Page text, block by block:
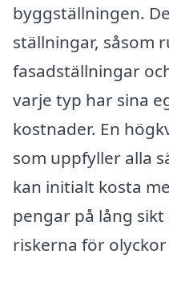
byggställningen.
ställningar, såsom
fasadställningar
varje typ har sina
kostnader. En
som uppfyller alla
kan initialt kosta
pengar på lång
riskerna för olyckor